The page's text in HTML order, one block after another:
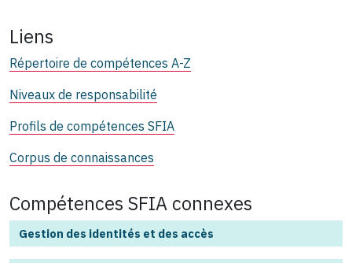
Liens
Répertoire de compétences A-Z
Niveaux de responsabilité
Profils de compétences SFIA
Corpus de connaissances
Compétences SFIA connexes
Gestion des identités et des accès